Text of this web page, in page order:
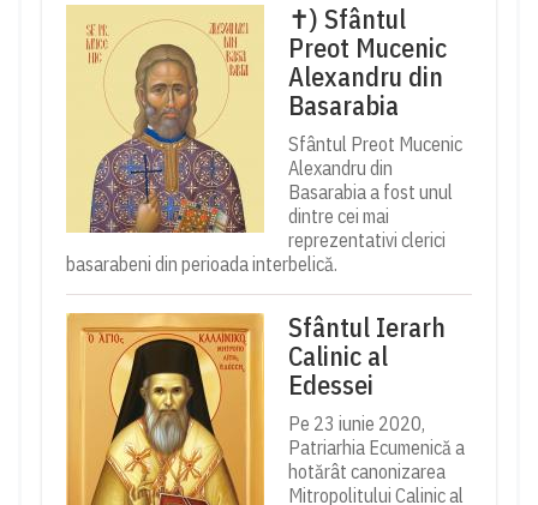
✝) Sfântul
Preot Mucenic
Alexandru din
Basarabia
Sfântul Preot Mucenic
Alexandru din
Basarabia a fost unul
dintre cei mai
reprezentativi clerici
basarabeni din perioada interbelică.
Sfântul Ierarh
Calinic al
Edessei
Pe 23 iunie 2020,
Patriarhia Ecumenică a
hotărât canonizarea
Mitropolitului Calinic al